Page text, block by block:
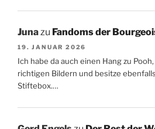
Junazu Fandoms der
19. JANUAR 2026
Ich habe da auch einen Hang zu
richtigen Bildern und besitze
Stiftebox.…